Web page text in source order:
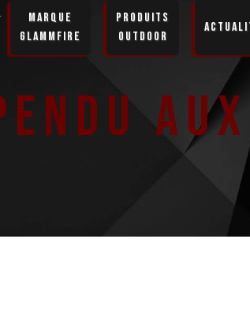
Marque
GlammFire
Produits
Outdoor